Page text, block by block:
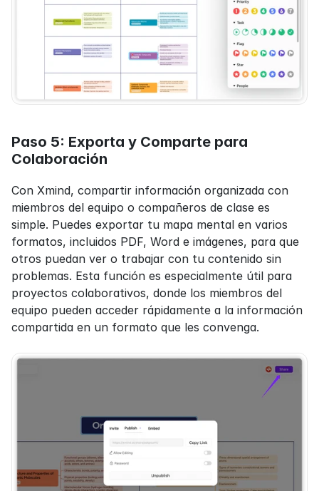
Paso 5: Exporta y Comparte para
Colaboración
Con Xmind, compartir información organizada con
miembros del equipo o compañeros de clase es
simple. Puedes exportar tu mapa mental en varios
formatos, incluidos PDF, Word e imágenes, para que
otros puedan ver o trabajar con tu contenido sin
problemas. Esta función es especialmente útil para
proyectos colaborativos, donde los miembros del
equipo pueden acceder rápidamente a la información
compartida en un formato que les convenga.